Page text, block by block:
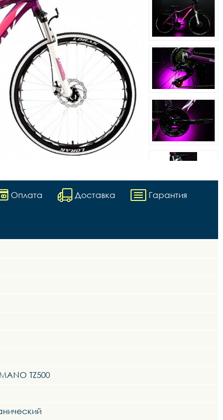
Оплата Доставка Гарантия
TZ500